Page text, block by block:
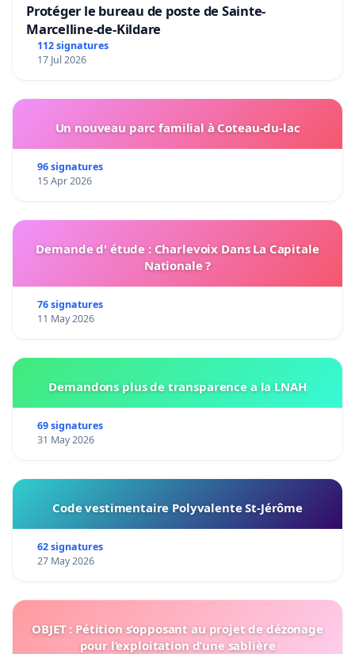
Protéger le bureau de poste de Sainte-
Marcelline-de-Kildare
112 signatures
17 Jul 2026
Un nouveau parc familial à Coteau-du-lac
96 signatures
15 Apr 2026
Demande d' étude : Charlevoix Dans La Capitale
Nationale ?
76 signatures
11 May 2026
Demandons plus de transparence a la LNAH
69 signatures
31 May 2026
Code vestimentaire Polyvalente St-Jérôme
62 signatures
27 May 2026
OBJET : Pétition s’opposant au projet de dézonage
pour l’exploitation d’une sablière